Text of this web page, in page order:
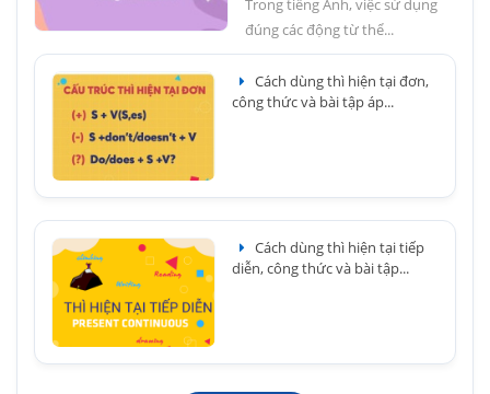
Trong tiếng Anh, việc sử dụng
đúng các động từ thể...
Cách dùng thì hiện tại đơn,
công thức và bài tập áp...
Cách dùng thì hiện tại tiếp
diễn, công thức và bài tập...